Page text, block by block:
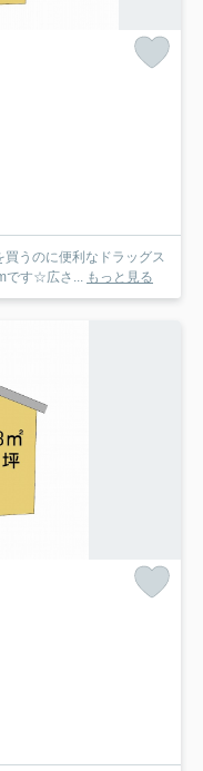
うのに便利なドラッグス
です☆広さ... もっと見る